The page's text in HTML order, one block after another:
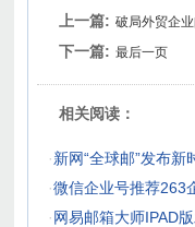
上一篇: 破局外贸企
下一篇: 最后一页
相关阅读：
·新网“全球邮”发布
·微信企业号推荐263
·网易邮箱大师IPAD